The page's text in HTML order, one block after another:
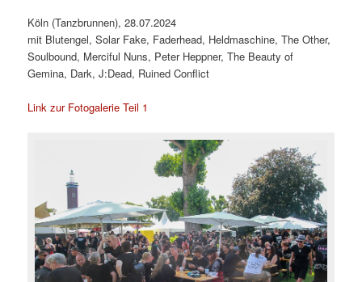
Köln (Tanzbrunnen), 28.07.2024
mit Blutengel, Solar Fake, Faderhead, Heldmaschine, The Other,
Soulbound, Merciful Nuns, Peter Heppner, The Beauty of
Gemina, Dark, J:Dead, Ruined Conflict
Link zur Fotogalerie Teil 1